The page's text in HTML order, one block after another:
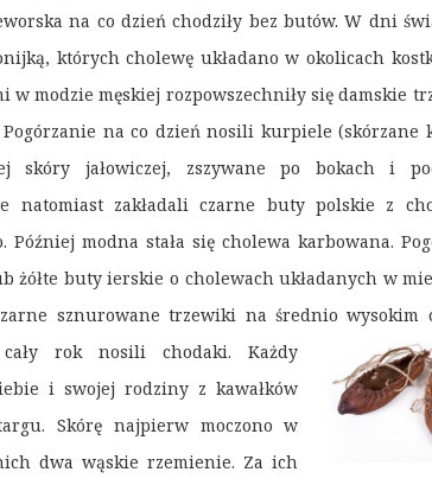
na co dzień chodziły bez butów. W dni
których cholewę układano w okolicach
w modzie męskiej rozpowszechniły się damskie
na co dzień nosili kurpiele (skórzane
skóry jałowiczej, zszywane po bokach i
natomiast zakładali czarne buty polskie z
modna stała się cholewa karbowana.
żółte buty ierskie o cholewach układanych w
sznurowane trzewiki na średnio wysokim
rok nosili chodaki. Każdy
i swojej rodziny z kawałków
Skórę najpierw moczono w
dwa wąskie rzemienie. Za ich